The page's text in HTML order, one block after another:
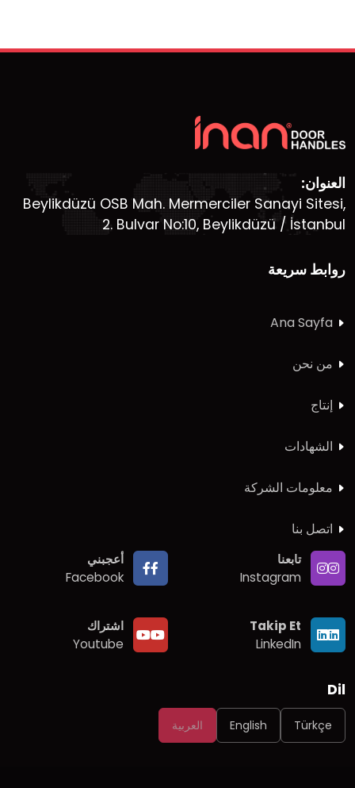
العنوان:
Beylikdüzü OSB Mah. Mermerciler Sanayi Sitesi,
2. Bulvar No:10, Beylikdüzü / İstanbul
روابط سريعة
Ana Sayfa
من نحن
إنتاج
الشهادات
معلومات الشركة
اتصل بنا
أعجبني
Facebook
تابعنا
Instagram
اشتراك
Youtube
Takip Et
LinkedIn
Dil
Türkçe
English العربية